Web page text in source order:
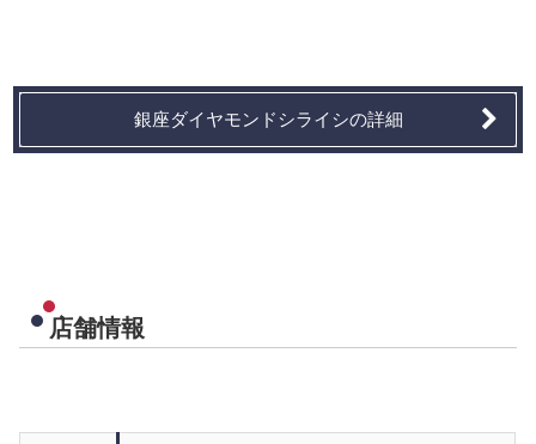
銀座ダイヤモンドシライシの詳細
店舗情報